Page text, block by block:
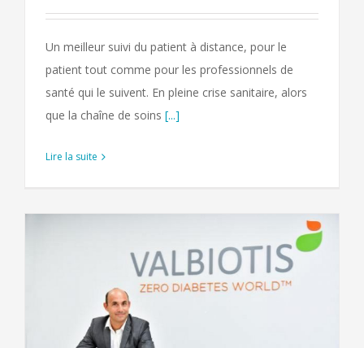
Un meilleur suivi du patient à distance, pour le
patient tout comme pour les professionnels de
santé qui le suivent. En pleine crise sanitaire, alors
que la chaîne de soins [...]
Lire la suite